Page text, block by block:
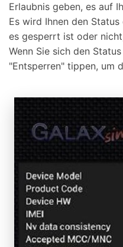
Erlaubnis geben, es auf
Es wird Ihnen den
es gesperrt ist oder
Wenn Sie sich den
"Entsperren" tippen, um